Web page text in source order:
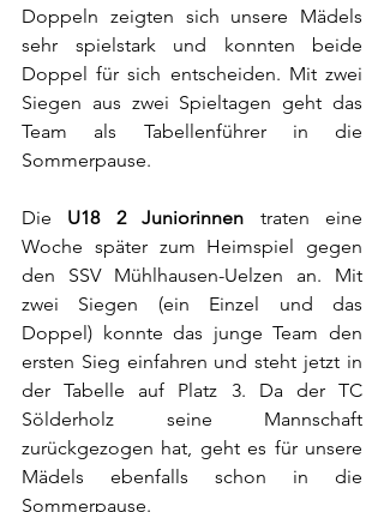
Doppeln zeigten sich unsere Mädels
sehr spielstark und konnten beide
Doppel für sich entscheiden. Mit zwei
Siegen aus zwei Spieltagen geht das
Team als Tabellenführer in die
Sommerpause.
Die U18 2 Juniorinnen traten eine
Woche später zum Heimspiel gegen
den SSV Mühlhausen-Uelzen an. Mit
zwei Siegen (ein Einzel und das
Doppel) konnte das junge Team den
ersten Sieg einfahren und steht jetzt in
der Tabelle auf Platz 3. Da der TC
Sölderholz seine Mannschaft
zurückgezogen hat, geht es für unsere
Mädels ebenfalls schon in die
Sommerpause.